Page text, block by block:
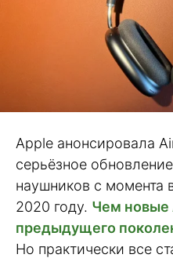
Apple анонсировала
серьёзное
наушников с момента
2020 году. Чем новые
предыдущего
Но практически все